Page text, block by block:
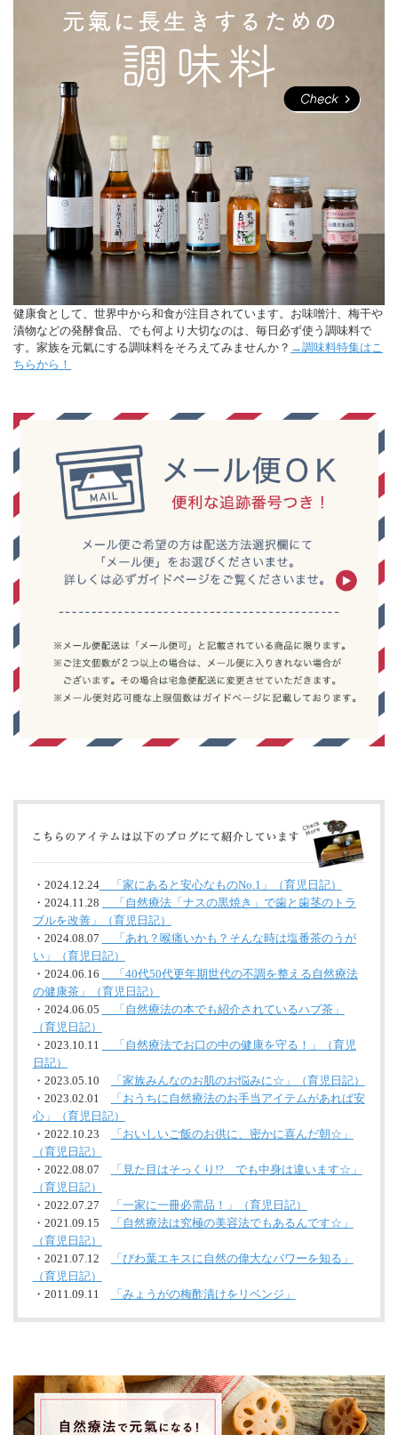
健康食として、世界中から和食が注目されています。お味噌汁、梅干や
漬物などの発酵食品、でも何より大切なのは、毎日必ず使う調味料で
す。家族を元氣にする調味料をそろえてみませんか？ →調味料特集はこ
ちらから！
・2024.12.24「家にあると安心なものNo.1」（育児日記）
・2024.11.28
「自然療法「ナスの黒焼き」で歯と歯茎のトラ
ブルを改善」（育児日記）
・2024.08.07
「あれ？喉痛いかも？そんな時は塩番茶のうが
い」（育児日記）
・2024.06.16
「40代50代更年期世代の不調を整える自然療法
の健康茶」（育児日記）
・2024.06.05
「自然療法の本でも紹介されているハブ茶」
（育児日記）
・2023.10.11
「自然療法でお口の中の健康を守る！」（育児
日記）
・2023.05.10
「家族みんなのお肌のお悩みに☆」（育児日記）
・2023.02.01
「おうちに自然療法のお手当アイテムがあれば安
心」（育児日記）
・2022.10.23
「おいしいご飯のお供に、密かに喜んだ朝☆」
（育児日記）
・2022.08.07
「見た目はそっくり!? でも中身は違います☆」
（育児日記）
・2022.07.27
「一家に一冊必需品！」（育児日記）
・2021.09.15
「自然療法は究極の美容法でもあるんです☆」
（育児日記）
・2021.07.12
「びわ葉エキスに自然の偉大なパワーを知る」
（育児日記）
・2011.09.11
「みょうがの梅酢漬けをリベンジ」